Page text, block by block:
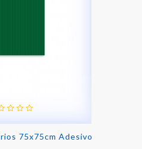
75x75cm Adesivo